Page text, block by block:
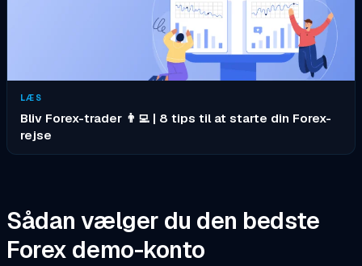
LÆS
Bliv Forex-trader 👨‍💻 | 8 tips til at starte din Forex-
rejse
Sådan vælger du den bedste
Forex demo-konto